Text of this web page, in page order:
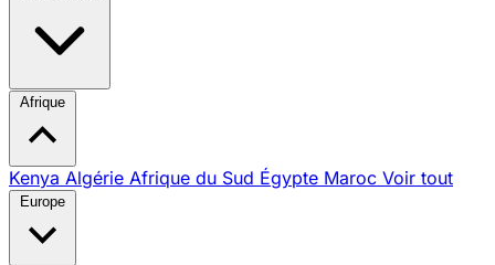
Afrique
Kenya Algérie Afrique du Sud Égypte Maroc Voir tout
Europe